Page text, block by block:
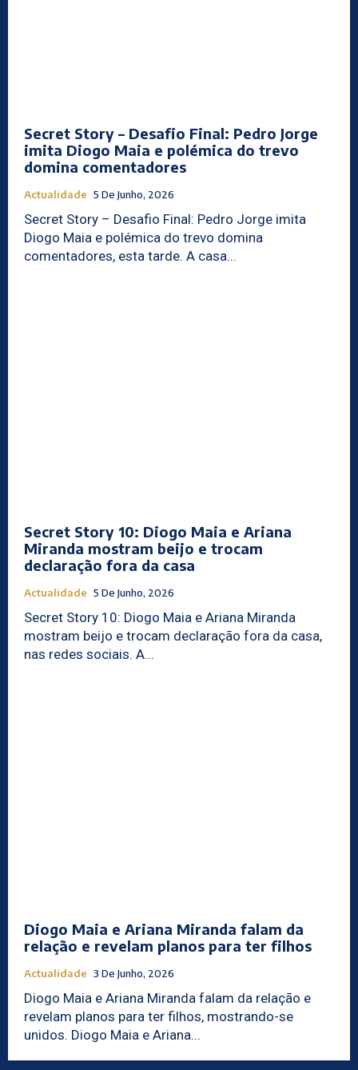
Secret Story – Desafio Final: Pedro Jorge
imita Diogo Maia e polémica do trevo
domina comentadores
Actualidade 5 De Junho, 2026
Secret Story – Desafio Final: Pedro Jorge imita
Diogo Maia e polémica do trevo domina
comentadores, esta tarde. A casa...
Secret Story 10: Diogo Maia e Ariana
Miranda mostram beijo e trocam
declaração fora da casa
Actualidade 5 De Junho, 2026
Secret Story 10: Diogo Maia e Ariana Miranda
mostram beijo e trocam declaração fora da casa,
nas redes sociais. A...
Diogo Maia e Ariana Miranda falam da
relação e revelam planos para ter filhos
Actualidade 3 De Junho, 2026
Diogo Maia e Ariana Miranda falam da relação e
revelam planos para ter filhos, mostrando-se
unidos. Diogo Maia e Ariana...